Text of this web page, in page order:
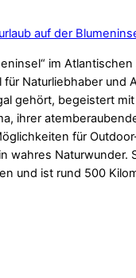
auf der
im
Naturliebhaber und
gehört, begeistert
ihrer
für
wahres Naturwunder.
und ist rund 500